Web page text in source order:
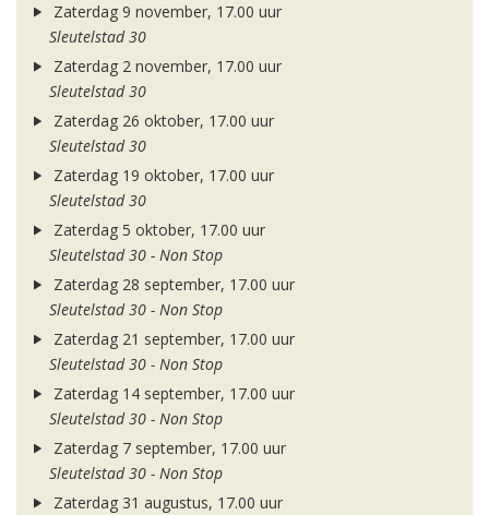
Zaterdag 9 november, 17.00 uur
Sleutelstad 30
Zaterdag 2 november, 17.00 uur
Sleutelstad 30
Zaterdag 26 oktober, 17.00 uur
Sleutelstad 30
Zaterdag 19 oktober, 17.00 uur
Sleutelstad 30
Zaterdag 5 oktober, 17.00 uur
Sleutelstad 30 - Non Stop
Zaterdag 28 september, 17.00 uur
Sleutelstad 30 - Non Stop
Zaterdag 21 september, 17.00 uur
Sleutelstad 30 - Non Stop
Zaterdag 14 september, 17.00 uur
Sleutelstad 30 - Non Stop
Zaterdag 7 september, 17.00 uur
Sleutelstad 30 - Non Stop
Zaterdag 31 augustus, 17.00 uur